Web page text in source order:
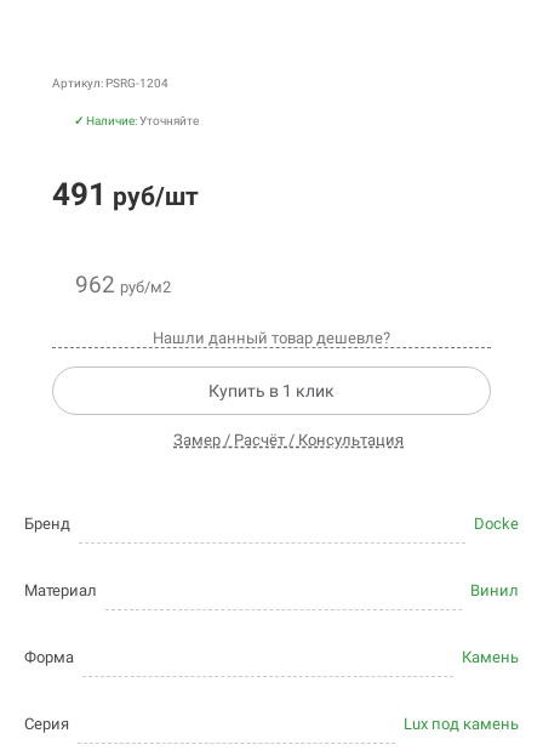
Артикул: PSRG-1204
✓ Наличие:Уточняйте
491 руб/шт
962 руб/м2
Нашли данный товар дешевле?
Купить в 1 клик
Замер / Расчёт / Консультация
Бренд Docke
Материал Винил
Форма Камень
Серия Lux под камень